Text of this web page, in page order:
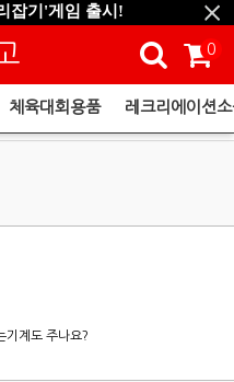
잡기'게임 출시!
적립금 5,000원 증정
링 ' 출시! ❤
0
체육대회용품 레크리에이션
기계도 주나요?